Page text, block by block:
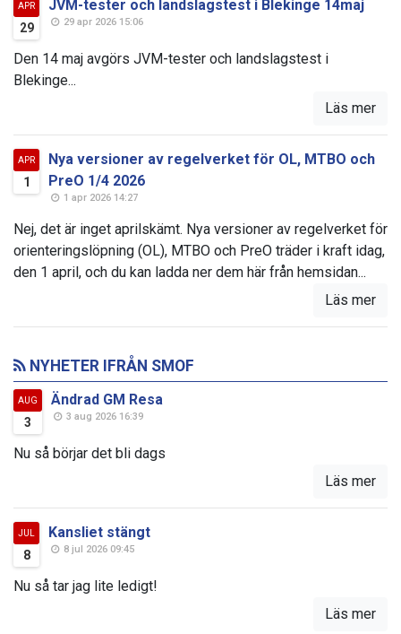
APR
29
JVM-tester och landslagstest i Blekinge 14maj
29 apr 2026 15:06
Den 14 maj avgörs JVM-tester och landslagstest i
Blekinge...
Läs mer
APR
1
Nya versioner av regelverket för OL, MTBO och
PreO 1/4 2026
1 apr 2026 14:27
Nej, det är inget aprilskämt. Nya versioner av regelverket för
orienteringslöpning (OL), MTBO och PreO träder i kraft idag,
den 1 april, och du kan ladda ner dem här från hemsidan...
Läs mer
NYHETER IFRÅN SMOF
AUG
3
Ändrad GM Resa
3 aug 2026 16:39
Nu så börjar det bli dags
Läs mer
JUL
8
Kansliet stängt
8 jul 2026 09:45
Nu så tar jag lite ledigt!
Läs mer